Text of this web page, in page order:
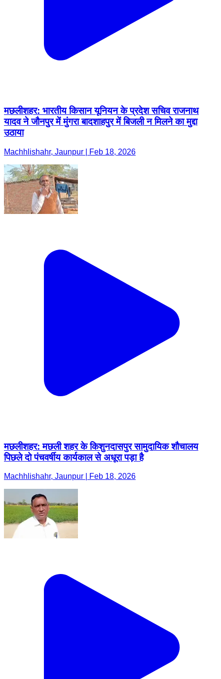
मछलीशहर: भारतीय किसान यूनियन के प्रदेश सचिव राजनाथ
यादव ने जौनपुर में मुंगरा बादशाहपुर में बिजली न मिलने का मुद्दा
उठाया
Machhlishahr, Jaunpur | Feb 18, 2026
मछलीशहर: मछली शहर के किशुनदासपुर सामुदायिक शौचालय
पिछले दो पंचवर्षीय कार्यकाल से अधूरा पड़ा है
Machhlishahr, Jaunpur | Feb 18, 2026